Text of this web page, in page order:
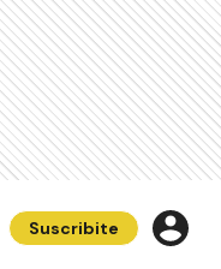
Suscribite